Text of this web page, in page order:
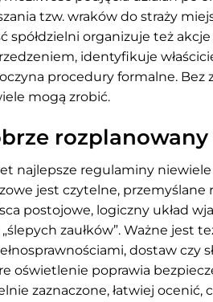
tzw. wraków do straży
spółdzielni organizuje też
identyfikuje
procedury formalne. Bez
mogą zrobić.
najlepsze regulaminy
jest czytelne,
postojowe, logiczny układ
„ślepych zaułków”. Ważne jest
dostaw czy
oświetlenie poprawia
zaznaczone, łatwiej ocenić,